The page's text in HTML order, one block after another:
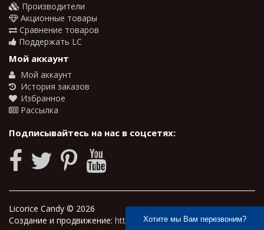
Производители
Акционные товары
Сравнение товаров
Поддержать LC
Мой аккаунт
Мой аккаунт
История заказов
Избранное
Рассылка
Подписывайтесь на нас в соцсетях:
Licorice Candy © 2026
Создание и продвижение: https://minasyan.pp.ua
Хотите мы Вам перезвоним?